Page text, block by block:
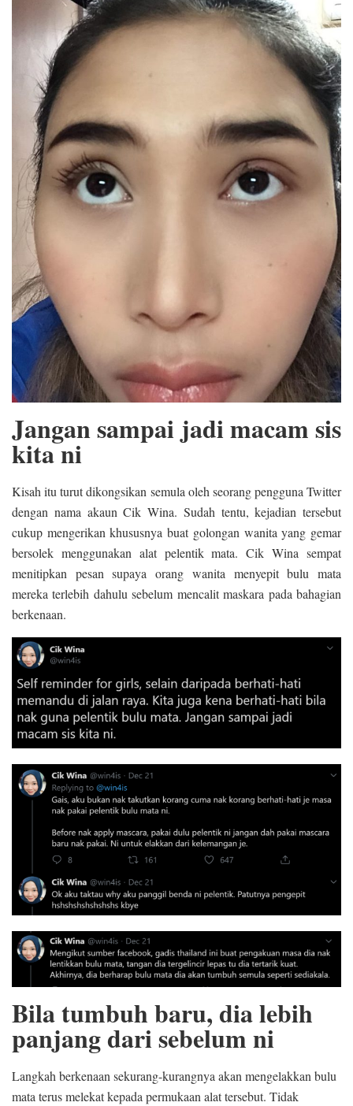
Jangan sampai jadi macam sis
kita ni
Kisah itu turut dikongsikan semula oleh seorang pengguna Twitter
dengan nama akaun Cik Wina. Sudah tentu, kejadian tersebut
cukup mengerikan khususnya buat golongan wanita yang gemar
bersolek menggunakan alat pelentik mata. Cik Wina sempat
menitipkan pesan supaya orang wanita menyepit bulu mata
mereka terlebih dahulu sebelum mencalit maskara pada bahagian
berkenaan.
Bila tumbuh baru, dia lebih
panjang dari sebelum ni
Langkah berkenaan sekurang-kurangnya akan mengelakkan bulu
mata terus melekat kepada permukaan alat tersebut. Tidak